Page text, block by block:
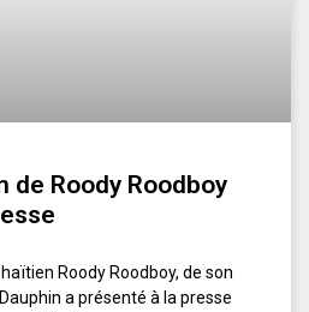
de Roody Roodboy
Roody Roodboy, de son
a présenté à la presse